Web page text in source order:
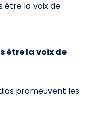
être la voix de